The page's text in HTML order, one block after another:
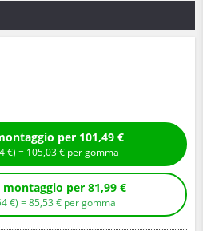
Compra con montaggio per 101,49 €
€ ) = 105,03€ per gomma
Compra senza montaggio per 81,99 €
€ ) =85,53 € per gomma